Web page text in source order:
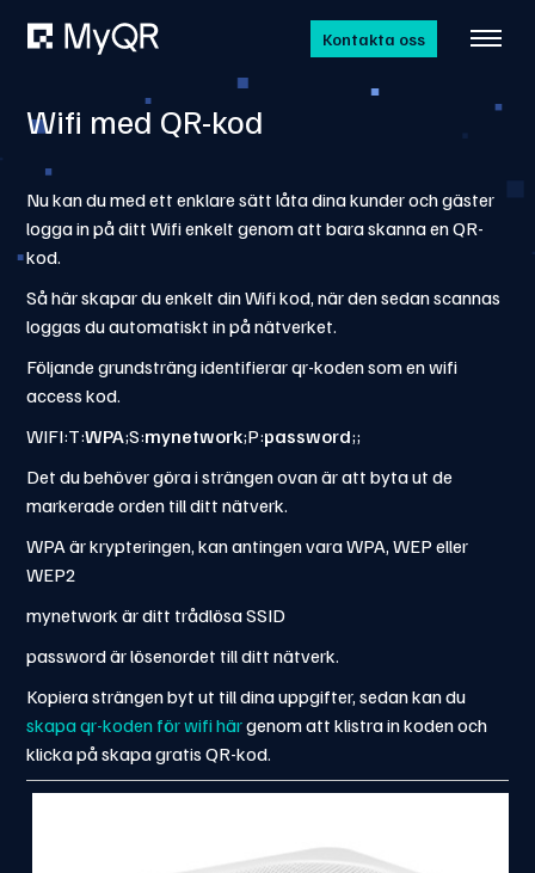
Kontakta oss
Wifi med QR-kod
Nu kan du med ett enklare sätt låta dina kunder och gäster
logga in på ditt Wifi enkelt genom att bara skanna en QR-
kod.
Så här skapar du enkelt din Wifi kod, när den sedan scannas
loggas du automatiskt in på nätverket.
Följande grundsträng identifierar qr-koden som en wifi
access kod.
WIFI:T:WPA;S:mynetwork;P:password;;
Det du behöver göra i strängen ovan är att byta ut de
markerade orden till ditt nätverk.
WPA är krypteringen, kan antingen vara WPA, WEP eller
WEP2
mynetwork är ditt trådlösa SSID
password är lösenordet till ditt nätverk.
Kopiera strängen byt ut till dina uppgifter, sedan kan du
skapa qr-koden för wifi härgenom att klistra in koden och
klicka på skapa gratis QR-kod.